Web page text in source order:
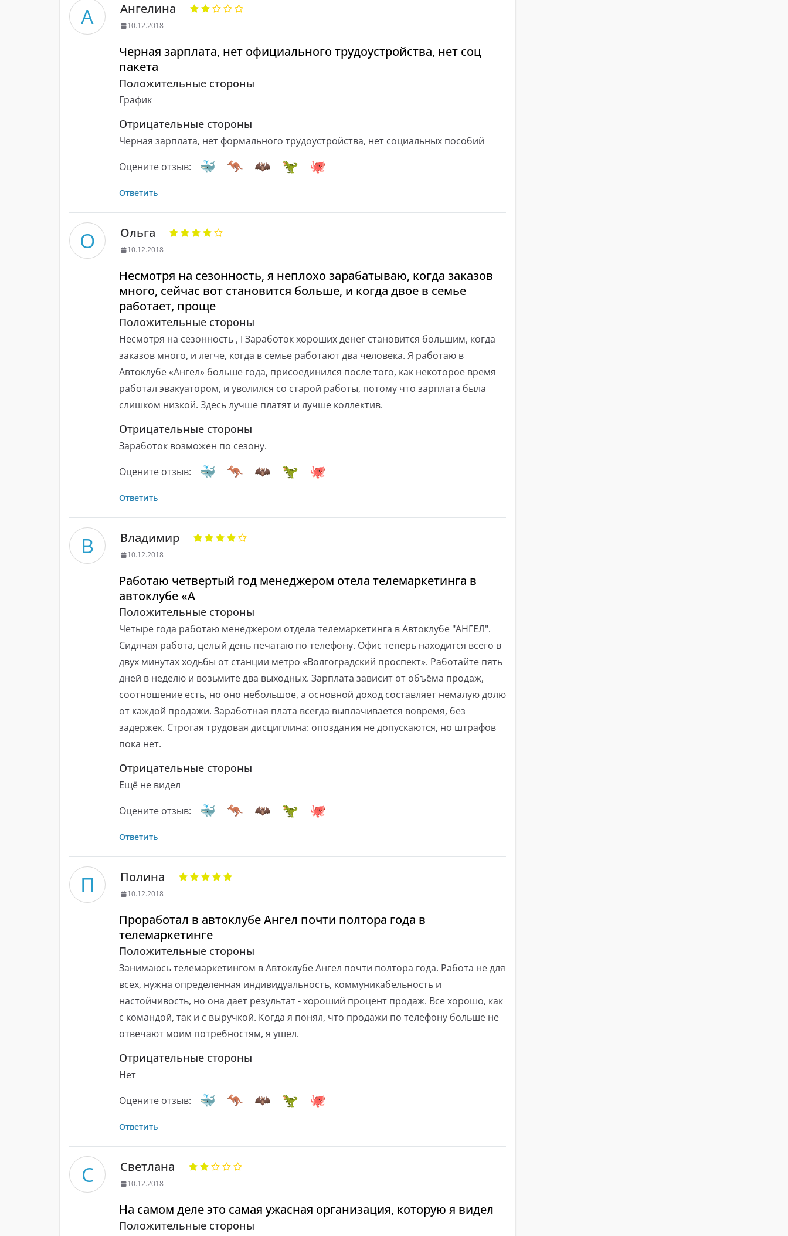
А Ангелина
10.12.2018
Черная зарплата, нет официального трудоустройства, нет соц
пакета
Положительные стороны
График
Отрицательные стороны
Черная зарплата, нет формального трудоустройства, нет социальных пособий
Оцените отзыв:
Ответить
О Ольга
10.12.2018
Несмотря на сезонность, я неплохо зарабатываю, когда заказов
много, сейчас вот становится больше, и когда двое в семье
работает, проще
Положительные стороны
Несмотря на сезонность , I Заработок хороших денег становится большим, когда
заказов много, и легче, когда в семье работают два человека. Я работаю в
Автоклубе «Ангел» больше года, присоединился после того, как некоторое время
работал эвакуатором, и уволился со старой работы, потому что зарплата была
слишком низкой. Здесь лучше платят и лучше коллектив.
Отрицательные стороны
Заработок возможен по сезону.
Оцените отзыв:
Ответить
В Владимир
10.12.2018
Работаю четвертый год менеджером отела телемаркетинга в
автоклубе «А
Положительные стороны
Четыре года работаю менеджером отдела телемаркетинга в Автоклубе "АНГЕЛ".
Сидячая работа, целый день печатаю по телефону. Офис теперь находится всего в
двух минутах ходьбы от станции метро «Волгоградский проспект». Работайте пять
дней в неделю и возьмите два выходных. Зарплата зависит от объёма продаж,
соотношение есть, но оно небольшое, а основной доход составляет немалую долю
от каждой продажи. Заработная плата всегда выплачивается вовремя, без
задержек. Строгая трудовая дисциплина: опоздания не допускаются, но штрафов
пока нет.
Отрицательные стороны
Ещё не видел
Оцените отзыв:
Ответить
П Полина
10.12.2018
Проработал в автоклубе Ангел почти полтора года в
телемаркетинге
Положительные стороны
Занимаюсь телемаркетингом в Автоклубе Ангел почти полтора года. Работа не для
всех, нужна определенная индивидуальность, коммуникабельность и
настойчивость, но она дает результат - хороший процент продаж. Все хорошо, как
с командой, так и с выручкой. Когда я понял, что продажи по телефону больше не
отвечают моим потребностям, я ушел.
Отрицательные стороны
Нет
Оцените отзыв:
Ответить
С Светлана
10.12.2018
На самом деле это самая ужасная организация, которую я видел
Положительные стороны